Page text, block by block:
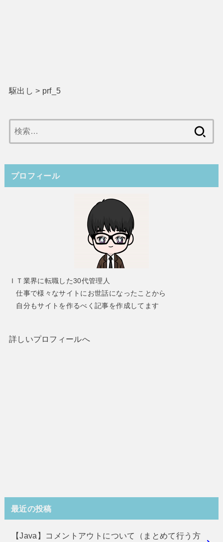
駆出し > prf_5
索:
プロフィール
ＩＴ業界に転職した30代管理人
仕事で様々なサイトにお世話になったことから
自分もサイトを作るべく記事を作成してます
詳しいプロフィールへ
最近の投稿
【Java】コメントアウトについて（まとめて行う方